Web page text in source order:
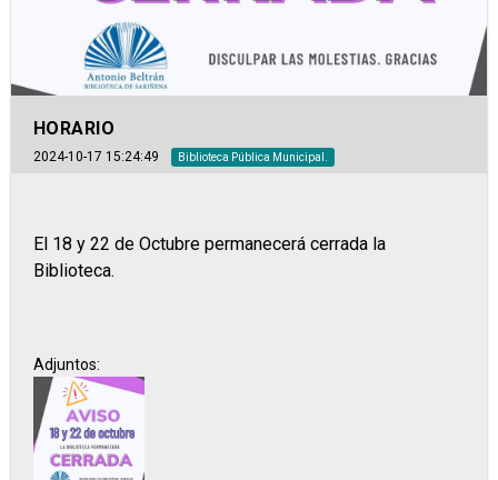
HORARIO
2024-10-17 15:24:49 Biblioteca Pública Municipal.
El 18 y 22 de Octubre permanecerá cerrada la
Biblioteca.
Adjuntos: